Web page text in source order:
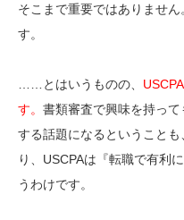
そこまで重要ではありませ
す。
……とはいうものの、
す。 書類審査で興味を持っ
する話題になるということ
り、USCPAは『転職で有利
うわけです。